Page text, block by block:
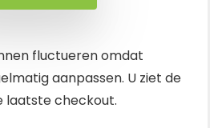
fluctueren omdat
aanpassen. U ziet de
laatste checkout.